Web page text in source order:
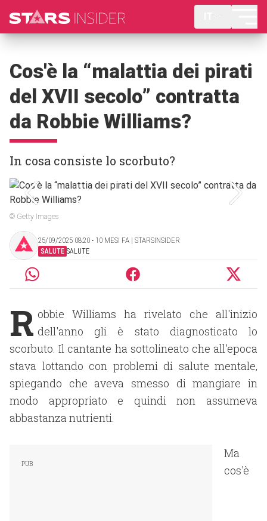
Cos'è la “malattia dei pirati
del XVII secolo” contratta
da Robbie Williams?
In cosa consiste lo scorbuto?
© Getty Images
25/09/2025 08:20 ‧ 10 MESI FA | STARSINSIDER
SALUTE SALUTE
R obbie Williams ha rivelato che all'inizio
dell'anno gli è stato diagnosticato lo
scorbuto. Il cantante ha sottolineato che all'epoca
stava lottando con problemi di salute mentale,
spiegando che aveva smesso di mangiare in
modo appropriato e quindi non assumeva
abbastanza nutrienti.
Ma
cos'è